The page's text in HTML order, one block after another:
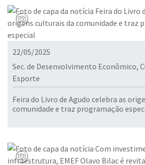
22/05/2025
Sec. de Desenvolvimento Econômico,
Esporte
Feira do Livro de Agudo celebra as
comunidade e traz programação